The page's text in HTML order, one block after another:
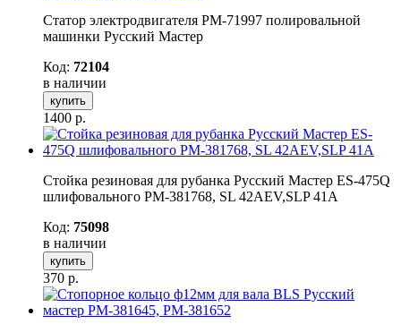
Статор электродвигателя РМ-71997 полировальной
машинки Русский Мастер
Код: 72104
в наличии
купить
1400 р.
Стойка резиновая для рубанка Русский Мастер ES-475Q
шлифовального РМ-381768, SL 42AEV,SLP 41A
Код: 75098
в наличии
купить
370 р.